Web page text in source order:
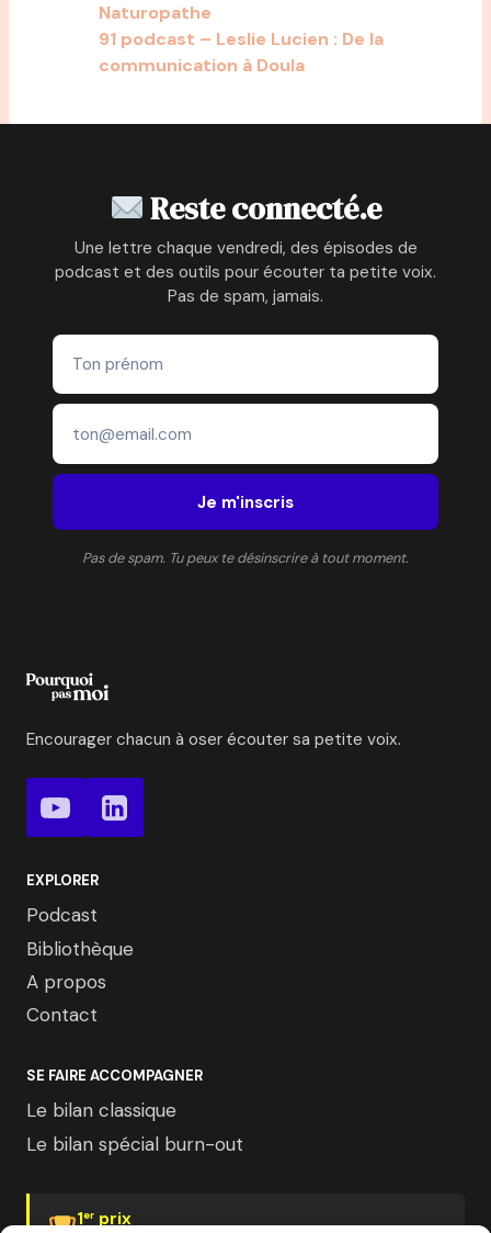
Naturopathe
91 podcast – Leslie Lucien : De la
communication à Doula
Reste connecté.e
Une lettre chaque vendredi, des épisodes de
podcast et des outils pour écouter ta petite voix.
Pas de spam, jamais.
Je m'inscris
Pas de spam. Tu peux te désinscrire à tout moment.
Encourager chacun à oser écouter sa petite voix.
EXPLORER
Podcast
Bibliothèque
A propos
Contact
SE FAIRE ACCOMPAGNER
Le bilan classique
Le bilan spécial burn-out
1er prix